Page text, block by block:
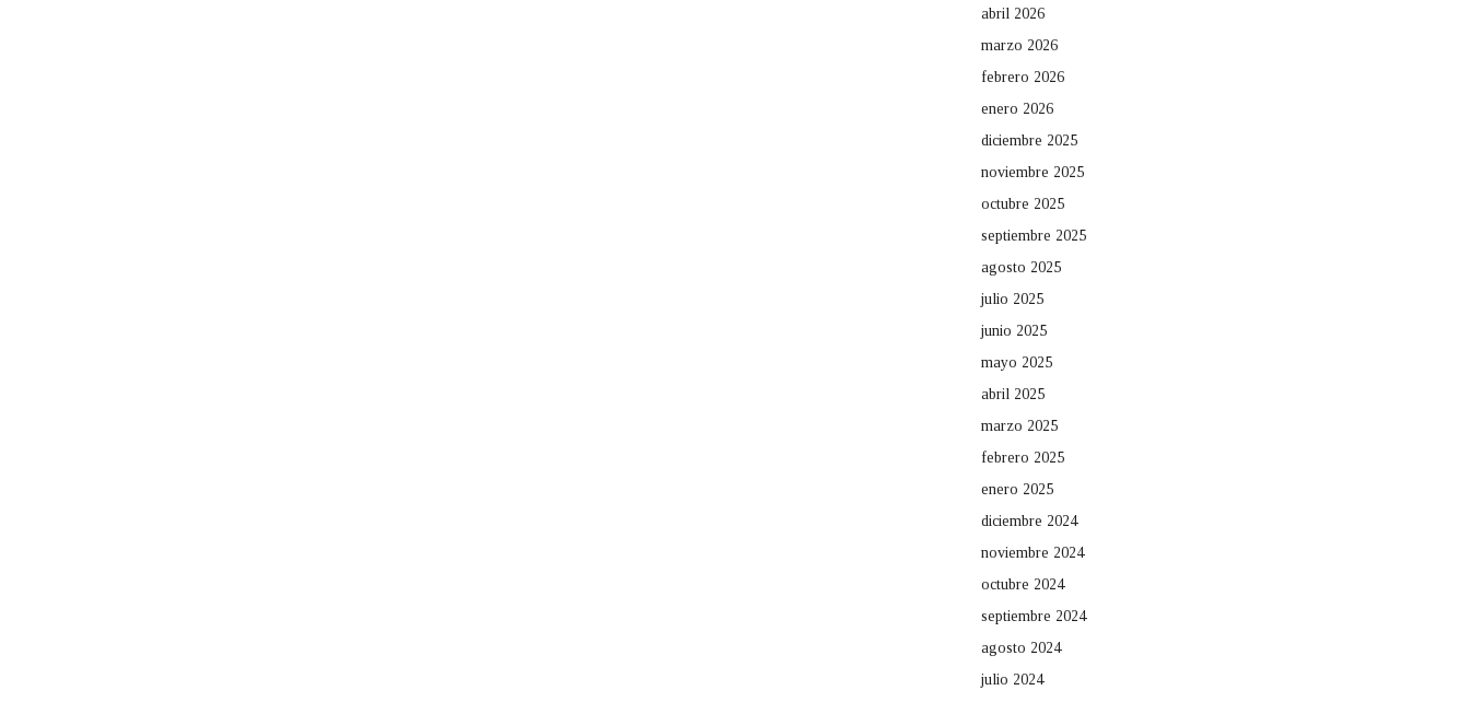
abril 2026
marzo 2026
febrero 2026
enero 2026
diciembre 2025
noviembre 2025
octubre 2025
septiembre 2025
agosto 2025
julio 2025
junio 2025
mayo 2025
abril 2025
marzo 2025
febrero 2025
enero 2025
diciembre 2024
noviembre 2024
octubre 2024
septiembre 2024
agosto 2024
julio 2024